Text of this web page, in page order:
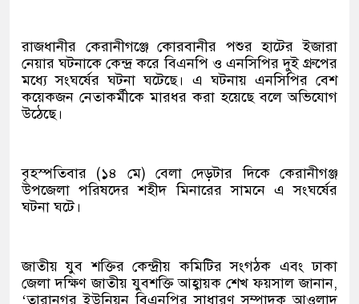
রাজধানীর কেরানীগঞ্জে কোরবানীর পশুর হাটের ইজারা
নেয়ার ঘটনাকে কেন্দ্র করে বিএনপি ও এনসিপির দুই গ্রুপের
মধ্যে সংঘর্ষের ঘটনা ঘটেছে। এ ঘটনায় এনসিপির বেশ
কয়েকজন নেতাকর্মীকে মারধর করা হয়েছে বলে অভিযোগ
উঠেছে।
বৃহস্পতিবার (১৪ মে) বেলা দেড়টার দিকে কেরানীগঞ্জ
উপজেলা পরিষদের শহীদ মিনারের সামনে এ সংঘর্ষের
ঘটনা ঘটে।
জাতীয় যুব শক্তির কেন্দ্রীয় কমিটির সংগঠক এবং ঢাকা
জেলা দক্ষিণ জাতীয় যুবশক্তি আহ্বায়ক শেখ ফয়সাল জানান,
‘তারানগর ইউনিয়ন বিএনপির সাধারণ সম্পাদক আওলাদ